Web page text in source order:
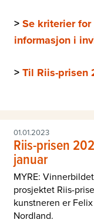
>Se kriterier
informasjon i
>Til Riis-prisen
01.01.2023
Riis-prisen
januar
MYRE:
prosjektet Riis-
kunstneren er
Nordland.